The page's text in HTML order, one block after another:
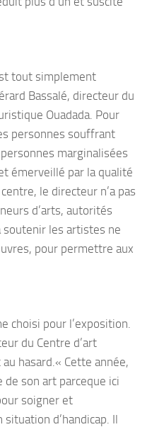
tout simplement
Bassalé, directeur du
Ouadada. Pour
personnes souffrant
marginalisées
émerveillé par la qualité
le directeur n’a pas
d’arts, autorités
soutenir les artistes ne
pour permettre aux
choisi pour l’exposition.
du Centre d’art
hasard.« Cette année,
son art parceque ici
soigner et
d’handicap. Il